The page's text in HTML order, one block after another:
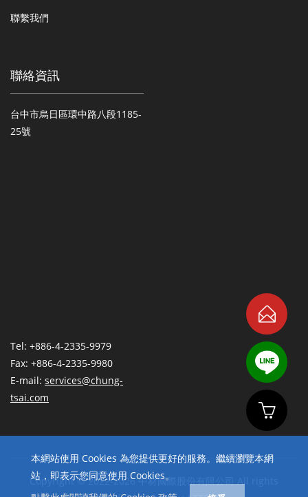
聯繫我們
聯絡資訊
台中市烏日區環中路八段1185-
25號
Tel: +886-4-2335-9979
Fax: +886-4-2335-9980
E-mail: services@chung-
tsai.com
Copyright © 2022-2026 中材國際股份有限公司 All rights
本網站使用 Cookies 為您提供更好的服務。繼續瀏覽本網
站，即表示您同意使用 Cookies。